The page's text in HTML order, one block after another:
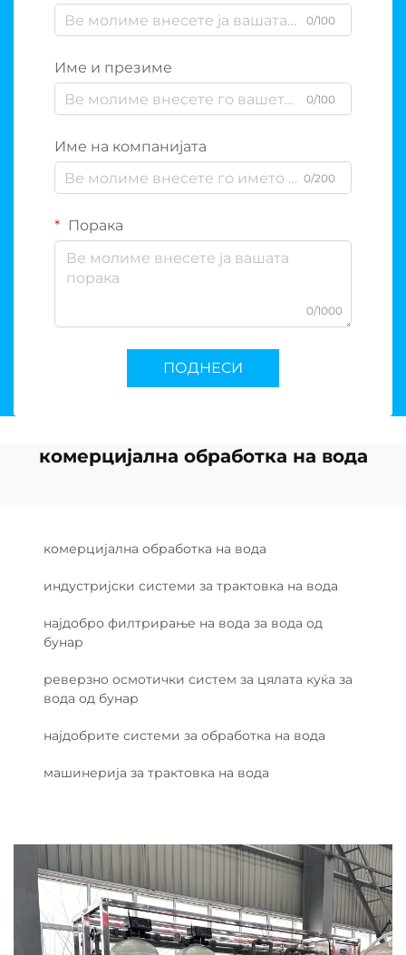
0/100
Име и презиме
0/100
Име на компанијата
0/200
Порака
0/1000
ПОДНЕСИ
комерцијална обработка на вода
комерцијална обработка на вода
индустријски системи за трактовка на вода
најдобро филтрирање на вода за вода од
бунар
реверзно осмотички систем за цялата куќа за
вода од бунар
најдобрите системи за обработка на вода
машинерија за трактовка на вода